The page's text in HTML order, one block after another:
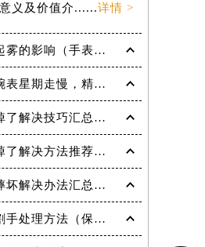
义及价值介......详情 >
萧邦手表起雾的影响（手表起雾维护建议）
解决萧邦腕表星期走慢，精准调校秘籍在这里
萧邦表耳掉了解决技巧汇总（轻松修复爱表的小妙招）
萧邦表针掉了解决方法推荐（轻松修复你的爱表）
萧邦腕表摔坏解决办法汇总（专业修复与日常保养技巧）
萧邦表壳割手处理方法（保养与修复技巧指南）